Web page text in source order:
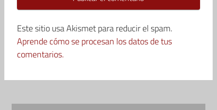
Este sitio usa Akismet para reducir el spam.
Aprende cómo se procesan los datos de tus
comentarios.